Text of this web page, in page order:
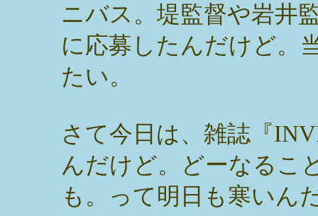
ニバス。堤監督や岩井
に応募したんだけど。
たい。
さて今日は、雑誌『
んだけど。どーなるこ
も。って明日も寒いん